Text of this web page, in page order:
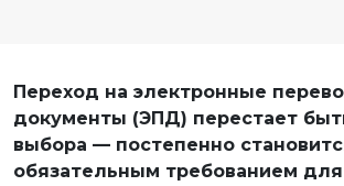
Переход на электронные
документы (ЭПД) перестает
выбора — постепенно
обязательным требованием для